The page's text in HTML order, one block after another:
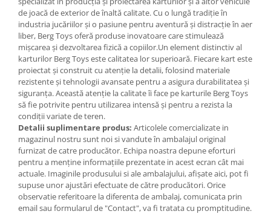
Jocuri Magnetice
Jocuri de societate
Jocuri de logica
Jocuri de memorie
Jocuri cu litere
Jocuri cu numere
Jocuri de indemanare
Jocuri de carti
Jocuri interactive
Jocuri de podea
Carti pe alese
Carti pentru copii 1 an
- merge atat inainte, cat si
inapoi si franeaza cu ajutorul
pedalelor
stabil pe orice teren
volan tip sport
volan ajustabil in inaltime
scaun ajustabil (5 pozitii)
cauciucuri pentru teren
neted (de viteza)
spoiler fata ax volan
spoiler masca fata
de joacă de exterior de înaltă calitate. Cu o lungă tradiție în
industria jucăriilor și o pasiune pentru aventură și distracție în aer
liber, Berg Toys oferă produse inovatoare care stimulează
mișcarea și dezvoltarea fizică a copiilor.Un element distinctiv al
karturilor Berg Toys este calitatea lor superioară. Fiecare kart este
proiectat și construit cu atenție la detalii, folosind materiale
rezistente și tehnologii avansate pentru a asigura durabilitatea și
siguranța. Această atenție la calitate îi face pe karturile Berg Toys
să fie potrivite pentru utilizarea intensă și pentru a rezista la
condiții variate de teren.
Detalii suplimentare produs: Articolele comercializate in
magazinul nostru sunt noi si vandute în ambalajul original
furnizat de catre producător. Echipa noastra depune eforturi
pentru a menține informațiile prezentate in acest ecran cât mai
actuale. Imaginile produsului si ale ambalajului, afișate aici, pot fi
supuse unor ajustări efectuate de către producători. Orice
observatie referitoare la diferenta de ambalaj, comunicata prin
email sau formularul de "Contact", va fi tratata cu promptitudine.